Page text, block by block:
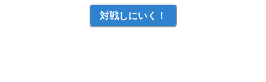
対戦しにいく！